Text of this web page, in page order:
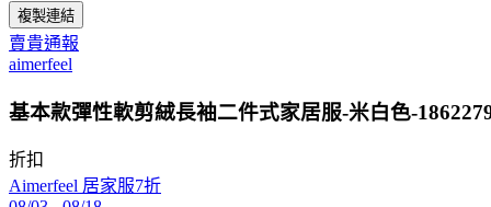
複製連結
賣貴通報
aimerfeel
基本款彈性軟剪絨長袖二件式家居服-米白色-
折扣
Aimerfeel 居家服7折